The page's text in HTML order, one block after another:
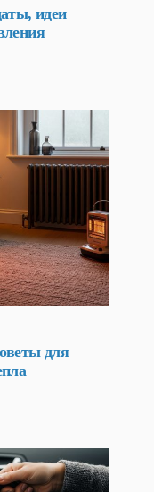
идеи
для